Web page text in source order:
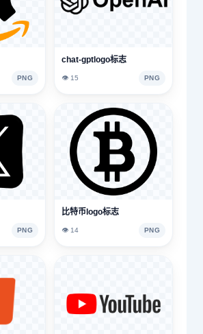
PNG
chat-gptlogo标志
👁️ 15 PNG
PNG
比特币logo标志
👁️ 14 PNG